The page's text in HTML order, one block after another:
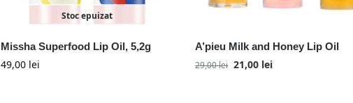
Stoc epuizat
Missha Superfood Lip Oil, 5,2g
49,00 lei
A’pieu Milk and Honey Lip Oil
29,00lei 21,00 lei